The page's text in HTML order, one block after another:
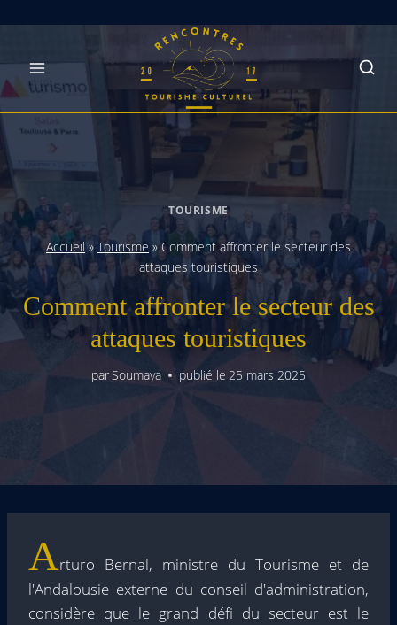
to
content
TOURISME
Accueil» Tourisme »Comment affronter le secteur des
attaques touristiques
Comment affronter le secteur des
attaques touristiques
parSoumaya publié le 25 mars 2025
Arturo Bernal, ministre du Tourisme et de
l'Andalousie externe du conseil d'administration,
considère que le grand défi du secteur est le